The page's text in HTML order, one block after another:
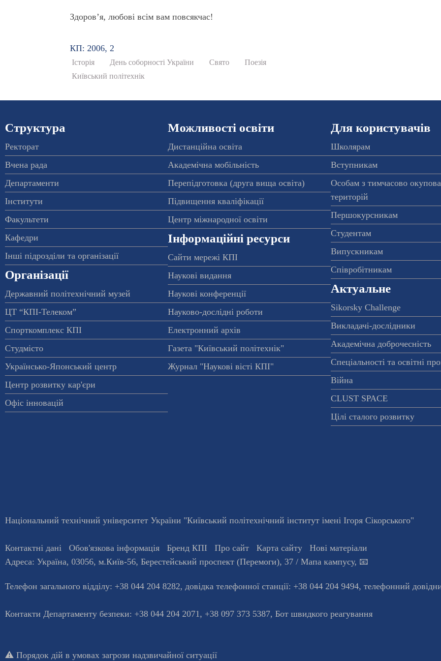
Здоров’я, любові всім вам повсякчас!
КП: 2006, 2
Історія День соборності України Свято
Поезія
Київський політехнік
Структура
Ректорат
Вчена рада
Департаменти
Інститути
Факультети
Кафедри
Інші підрозділи та організації
Організації
Державний політехнічний музей
ЦТ “КПІ-Телеком”
Спорткомплекс КПІ
Студмісто
Українсько-Японський центр
Центр розвитку кар'єри
Офіс інновацій
Можливості освіти
Дистанційна освіта
Академічна мобільність
Перепідготовка (друга вища освіта)
Підвищення кваліфікації
Центр міжнародної освіти
Інформаційні ресурси
Сайти мережі КПІ
Наукові видання
Наукові конференції
Науково-дослідні роботи
Електронний архів
Газета "Київський політехнік"
Журнал "Наукові вісті КПІ"
Для користувачів
Школярам
Вступникам
Особам з тимчасово
територій
Першокурсникам
Студентам
Випускникам
Співробітникам
Актуальне
Sikorsky Challenge
Викладачі-дослідники
Академічна доброчесність
Спеціальності та освітні
Війна
CLUST SPACE
Цілі сталого розвитку
Національний технічний університет України "Київський політехнічний інститут імені Ігоря Сікорського"
Контактні дані Обов'язкова інформація Бренд КПІ Про сайт Карта сайту
Нові матеріали
Адреса: Україна, 03056, м.Київ-56, Берестейський проспект (Перемоги), 37 / Мапа кампусу, 📧
Телефон загального відділу: +38 044 204 8282, довiдка телефонної станцiї: +38 044 204 9494, телефонний
Контакти Департаменту безпеки: +38 044 204 2071, +38 097 373 5387, Бот швидкого реагування
⚠️ Порядок дій в умовах загрози надзвичайної ситуації